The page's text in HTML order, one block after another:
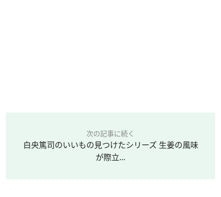
次の記事に続く
白央篤司のいいもの見つけたシリーズ 生姜の風味
が際立...